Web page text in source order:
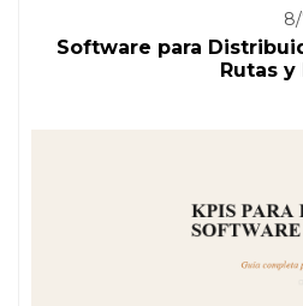
Software para
Rutas